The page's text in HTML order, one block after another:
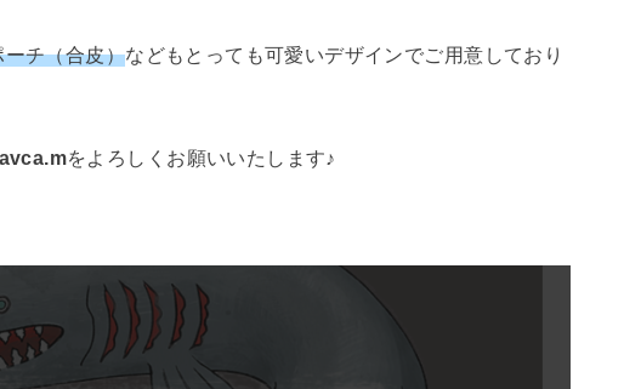
ーチ（合皮）などもとっても可愛いデザインでご用意しており
をよろしくお願いいたします♪